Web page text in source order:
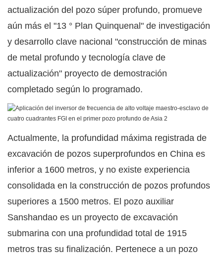
actualización del pozo súper profundo, promueve
aún más el "13 ° Plan Quinquenal" de investigación
y desarrollo clave nacional "construcción de minas
de metal profundo y tecnología clave de
actualización" proyecto de demostración
completado según lo programado.
Actualmente, la profundidad máxima registrada de
excavación de pozos superprofundos en China es
inferior a 1600 metros, y no existe experiencia
consolidada en la construcción de pozos profundos
superiores a 1500 metros. El pozo auxiliar
Sanshandao es un proyecto de excavación
submarina con una profundidad total de 1915
metros tras su finalización. Pertenece a un pozo